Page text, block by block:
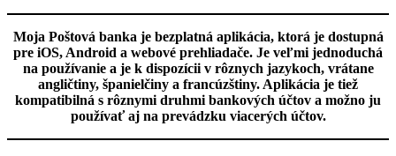
Moja Poštová banka je bezplatná aplikácia, ktorá je dostupná
pre iOS, Android a webové prehliadače. Je veľmi jednoduchá
na používanie a je k dispozícii v rôznych jazykoch, vrátane
angličtiny, španielčiny a francúzštiny. Aplikácia je tiež
kompatibilná s rôznymi druhmi bankových účtov a možno ju
používať aj na prevádzku viacerých účtov.